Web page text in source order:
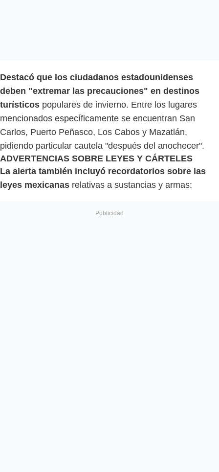
Destacó que los ciudadanos estadounidenses
deben "extremar las precauciones" en destinos
turísticos populares de invierno. Entre los lugares
mencionados específicamente se encuentran San
Carlos, Puerto Peñasco, Los Cabos y Mazatlán,
pidiendo particular cautela "después del anochecer".
ADVERTENCIAS SOBRE LEYES Y CÁRTELES
La alerta también incluyó recordatorios sobre las
leyes mexicanas relativas a sustancias y armas: